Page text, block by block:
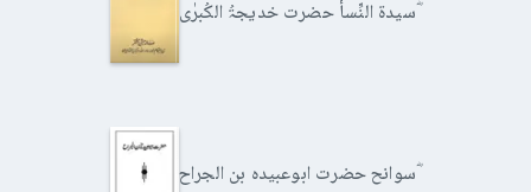
سیدۃ النِّسأ حضرت خدیجۃُ الکُبرٰی ؓ
سوانح حضرت ابوعبیدہ بن الجراح ؓ